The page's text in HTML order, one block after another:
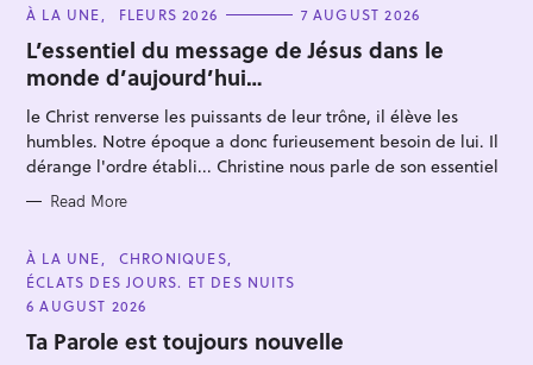
C
T
E
G
O
R
I
E
S
À LA UNE FLEURS 2026 7 AUGUST 2026
L’essentiel du message de Jésus dans le
monde d’aujourd’hui…
le Christ renverse les puissants de leur trône, il élève les
humbles. Notre époque a donc furieusement besoin de lui. Il
dérange l'ordre établi... Christine nous parle de son essentiel
Read More
C
A
T
E
G
O
R
À LA UNE
CHRONIQUES
ÉCLATS DES JOURS. ET DES NUITS
6 AUGUST 2026
Ta Parole est toujours nouvelle
S
a
r
c